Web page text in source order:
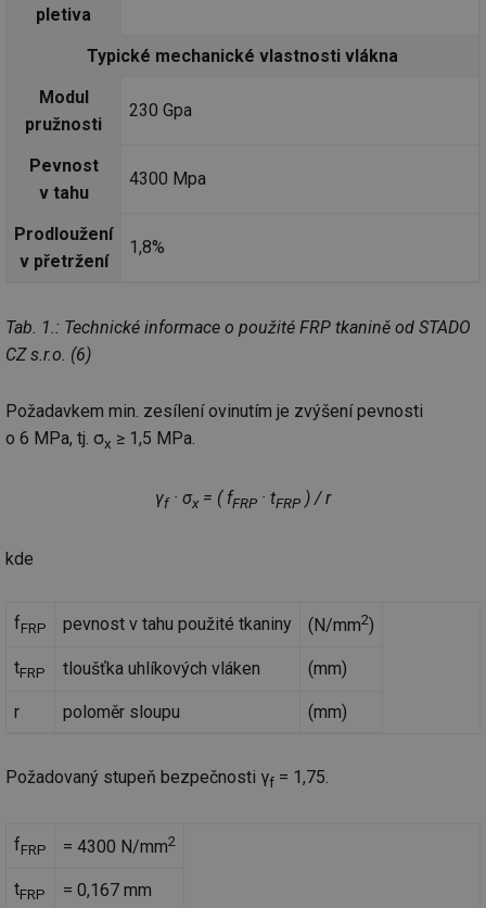
pletiva
Typické mechanické vlastnosti vlákna
Modul
pružnosti
230 Gpa
Pevnost
v tahu
4300 Mpa
Prodloužení
v přetržení
1,8%
Tab. 1.: Technické informace o použité FRP tkanině od STADO
CZ s.r.o. (6)
Požadavkem min. zesílení ovinutím je zvýšení pevnosti
o 6 MPa, tj. σx ≥ 1,5 MPa.
γf· σx= ( fFRP · tFRP ) / r
kde
fFRP pevnost v tahu použité tkaniny (N/mm2)
tFRP tloušťka uhlíkových vláken (mm)
r poloměr sloupu (mm)
Požadovaný stupeň bezpečnosti γf = 1,75.
fFRP = 4300 N/mm2
tFRP = 0,167 mm